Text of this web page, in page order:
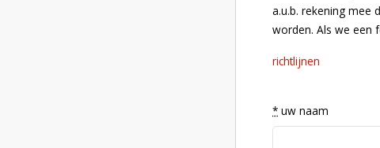
a.u.b. rekening mee
worden. Als we een
richtlijnen
* uw naam